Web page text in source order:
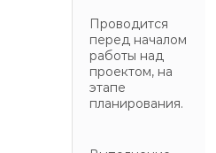
Проводится
перед началом
работы над
проектом, на
этапе
планирования.